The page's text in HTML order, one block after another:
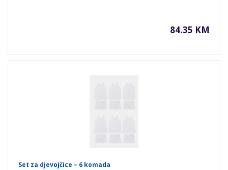
84.35 KM
Set za djevojčice – 6 komada